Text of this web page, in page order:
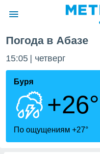
о
Вы можете
к этому
Погода в Абазе
15:05 четверг
Буря
+26°
По ощущениям +27°